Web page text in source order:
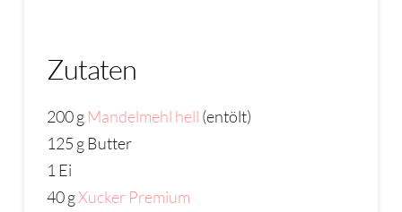
Zutaten
200 g Mandelmehl hell (entölt)
125 g Butter
1 Ei
40 gXucker Premium